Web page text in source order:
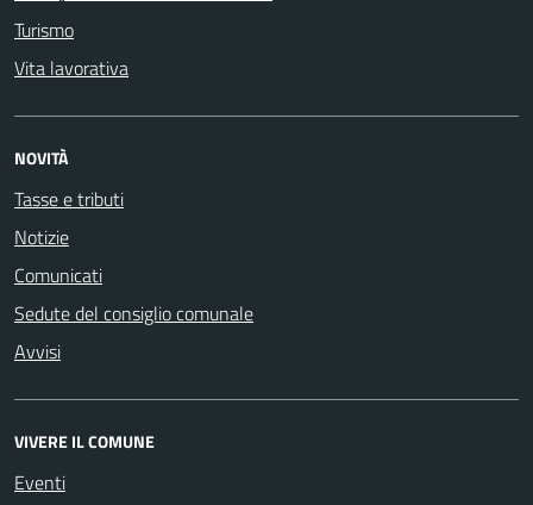
Turismo
Vita lavorativa
NOVITÀ
Tasse e tributi
Notizie
Comunicati
Sedute del consiglio comunale
Avvisi
VIVERE IL COMUNE
Eventi